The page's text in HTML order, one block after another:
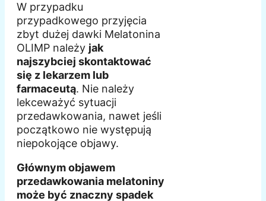
W przypadku
przypadkowego przyjęcia
zbyt dużej dawki Melatonina
OLIMP należy jak
najszybciej skontaktować
się z lekarzem lub
farmaceutą. Nie należy
lekceważyć sytuacji
przedawkowania, nawet jeśli
początkowo nie występują
niepokojące objawy.
Głównym objawem
przedawkowania melatoniny
może być znaczny spadek